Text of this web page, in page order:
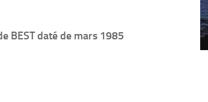
BEST daté de mars 1985